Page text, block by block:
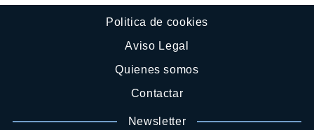
Politica de cookies
Aviso Legal
Quienes somos
Contactar
Newsletter